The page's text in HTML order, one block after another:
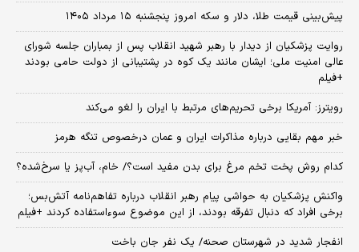
پیش‌بینی قیمت طلا، دلار و سکه امروز پنجشنبه ۱۵ مرداد ۱۴۰۵
روایت پزشکیان از دیدار با رهبر شهید انقلاب پس از بمباران جلسه شورای
عالی امنیت ملی؛ ایشان مانند یک کوه در پشتیبانی از دولت حامی بودند
+فیلم
رویترز: آمریکا برخی تحریم‌های مرتبط با ایران را لغو می‌کند
خبر مهم بقایی درباره مذاکرات ایران و عمان درخصوص تنگه هرمز
کدام روش پخت تخم مرغ برای بدن مفید است؟/ خام، آب‌پز یا سرخ‌شده؟
واکنش پزشکیان به حواشی پیام رهبر انقلاب درباره تفاهم‌نامه آتش‌بس؛
برخی افراد که دنبال تفرقه بودند، از این موضوع سوءاستفاده کردند +فیلم
انفجار شدید در شهرستان صحنه/ یک نفر جان باخت